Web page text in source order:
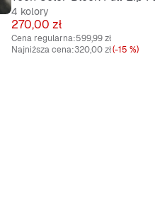
4 kolory
Cena
270,00 zł
Cena regularna:599,99 zł
Najniższa cena:320,00 zł(-15 %)